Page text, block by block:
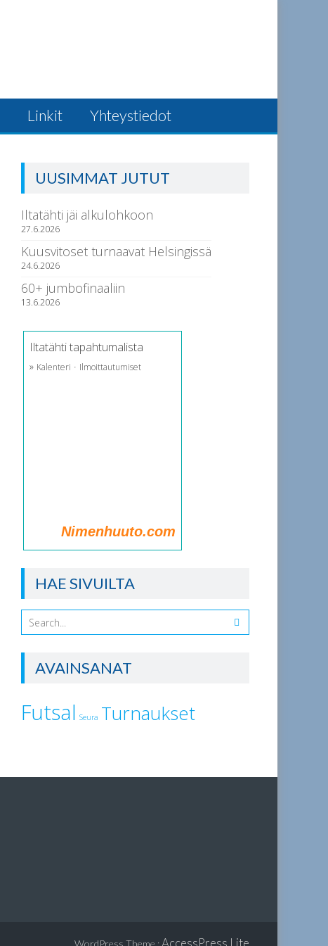
Linkit Yhteystiedot
UUSIMMAT JUTUT
Iltatähti jäi alkulohkoon
27.6.2026
Kuusvitoset turnaavat Helsingissä
24.6.2026
60+ jumbofinaaliin
13.6.2026
Iltatähti tapahtumalista
» Kalenteri · Ilmoittautumiset
Nimenhuuto.com
HAE SIVUILTA
AVAINSANAT
Futsal Seura Turnaukset
WordPress Theme : AccessPress Lite